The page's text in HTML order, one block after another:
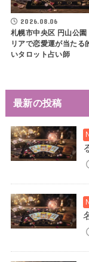
2026.08.06
札幌市中央区 円山公園
リアで恋愛運が当たる
いタロット占い師
最新の投稿